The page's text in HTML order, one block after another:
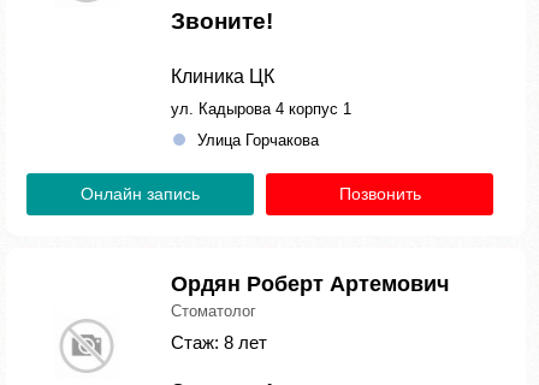
Звоните!
Клиника ЦК
ул. Кадырова 4 корпус 1
Улица Горчакова
Онлайн запись Позвонить
Ордян Роберт Артемович
Стоматолог
Стаж: 8 лет